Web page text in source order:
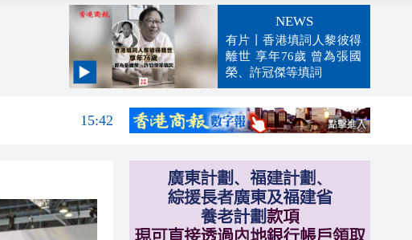
NEWS
有片丨香港填詞人黎彼得
離世 享年76歲 曾為張國
榮、許冠傑等填詞
15:47
15:42
15:32